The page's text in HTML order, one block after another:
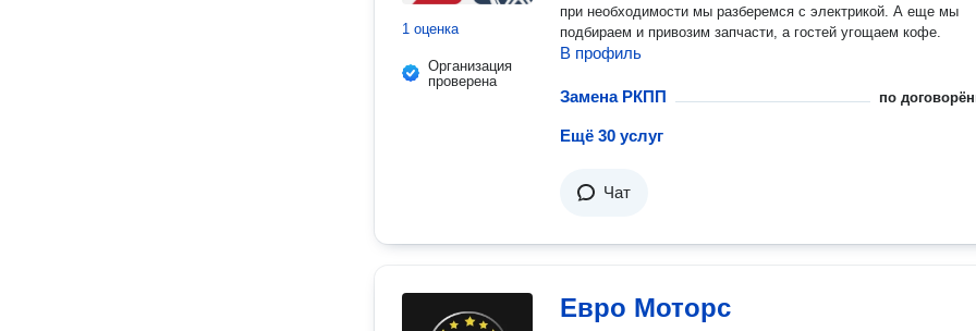
1 оценка
Организация
проверена
при необходимости мы разберемся с электрикой. А еще мы
подбираем и привозим запчасти, а гостей угощаем кофе.
В профиль
Замена РКПП по
Ещё 30 услуг
Чат
Евро Моторс